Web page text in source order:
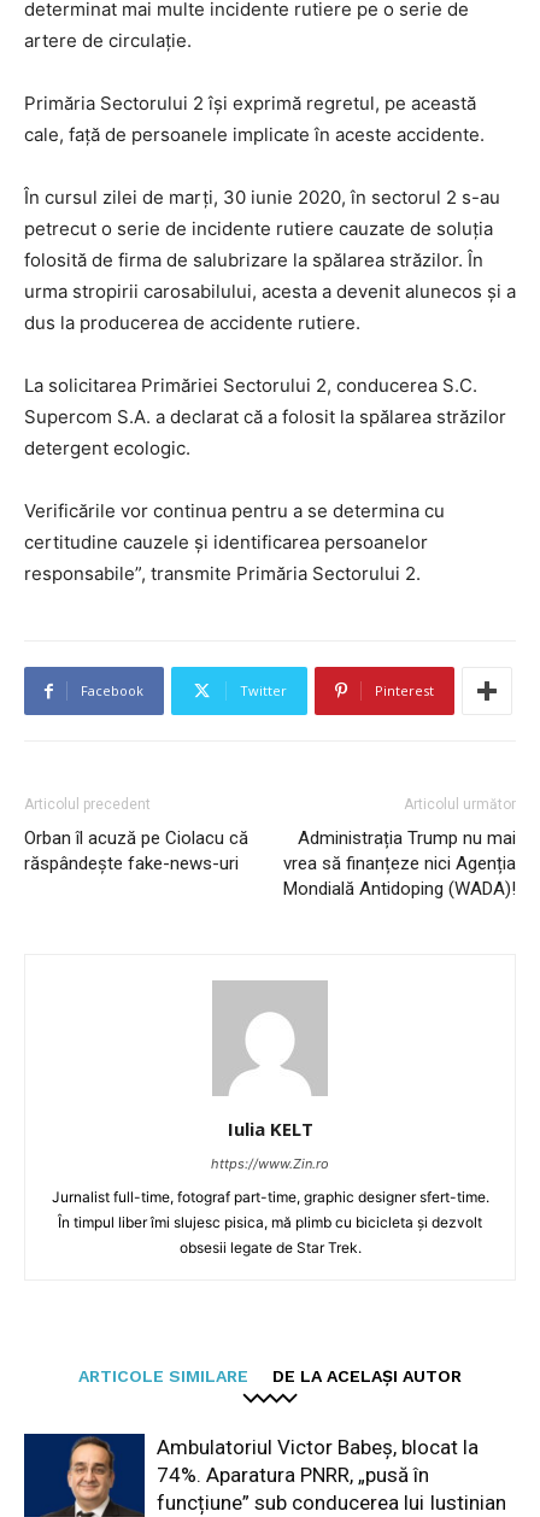
determinat mai multe incidente rutiere pe o serie de
artere de circulație.
Primăria Sectorului 2 își exprimă regretul, pe această
cale, față de persoanele implicate în aceste accidente.
În cursul zilei de marți, 30 iunie 2020, în sectorul 2 s-au
petrecut o serie de incidente rutiere cauzate de soluția
folosită de firma de salubrizare la spălarea străzilor. În
urma stropirii carosabilului, acesta a devenit alunecos și a
dus la producerea de accidente rutiere.
La solicitarea Primăriei Sectorului 2, conducerea S.C.
Supercom S.A. a declarat că a folosit la spălarea străzilor
detergent ecologic.
Verificările vor continua pentru a se determina cu
certitudine cauzele și identificarea persoanelor
responsabile”, transmite Primăria Sectorului 2.
Facebook Twitter Pinterest
Articolul precedent
Orban îl acuză pe Ciolacu că
răspândește fake-news-uri
Articolul următor
Administrația Trump nu mai
vrea să finanțeze nici Agenția
Mondială Antidoping (WADA)!
Iulia KELT
https://www.Zin.ro
Jurnalist full-time, fotograf part-time, graphic designer sfert-time.
În timpul liber îmi slujesc pisica, mă plimb cu bicicleta și dezvolt
obsesii legate de Star Trek.
ARTICOLE SIMILARE DE LA ACELAȘI AUTOR
Ambulatoriul Victor Babeș, blocat la
74%. Aparatura PNRR, „pusă în
funcțiune” sub conducerea lui Iustinian